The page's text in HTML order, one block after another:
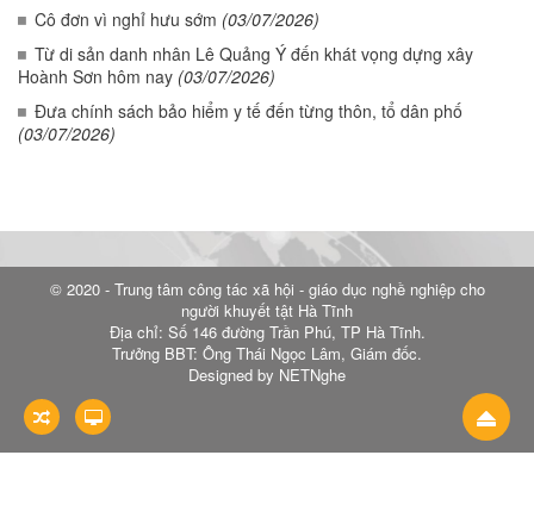
Cô đơn vì nghỉ hưu sớm (03/07/2026)
Từ di sản danh nhân Lê Quảng Ý đến khát vọng dựng xây
Hoành Sơn hôm nay (03/07/2026)
Đưa chính sách bảo hiểm y tế đến từng thôn, tổ dân phố
(03/07/2026)
© 2020 - Trung tâm công tác xã hội - giáo dục nghề nghiệp cho
người khuyết tật Hà Tĩnh
Địa chỉ: Số 146 đường Trần Phú, TP Hà Tĩnh.
Trưởng BBT: Ông Thái Ngọc Lâm, Giám đốc.
Designed by NETNghe